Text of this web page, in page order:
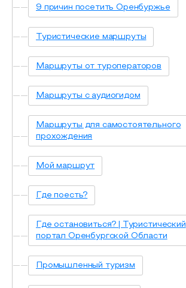
9 причин посетить Оренбуржье
Туристические маршруты
Маршруты от туроператоров
Маршруты с аудиогидом
Маршруты для самостоятельного
прохождения
Мой маршрут
Где поесть?
Где остановиться? | Туристический
портал Оренбургской Области
Промышленный туризм